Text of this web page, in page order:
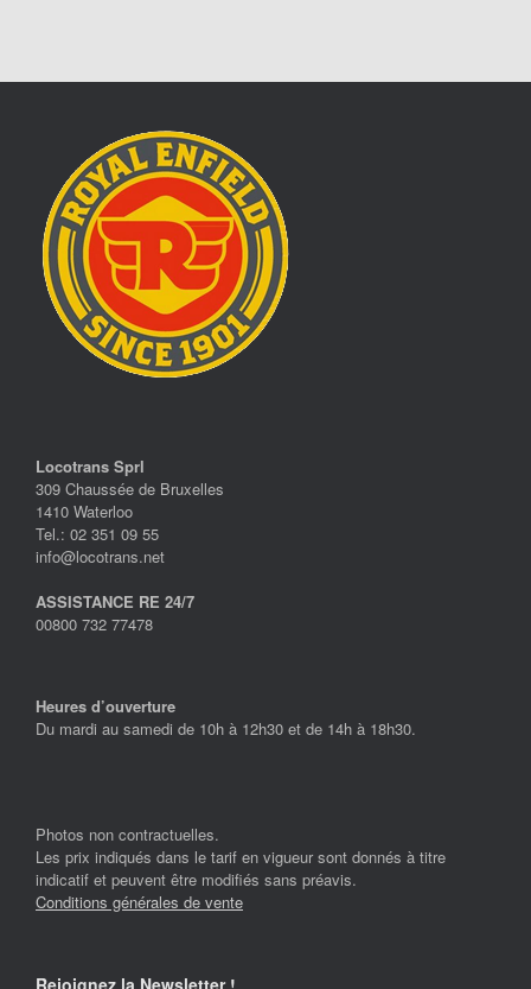
Locotrans Sprl
309 Chaussée de Bruxelles
1410 Waterloo
Tel.: 02 351 09 55
info@locotrans.net
ASSISTANCE RE 24/7
00800 732 77478
Heures d’ouverture
Du mardi au samedi de 10h à 12h30 et de 14h à 18h30.
Photos non contractuelles.
Les prix indiqués dans le tarif en vigueur sont donnés à titre
indicatif et peuvent être modifiés sans préavis.
Conditions générales de vente
Rejoignez la Newsletter !